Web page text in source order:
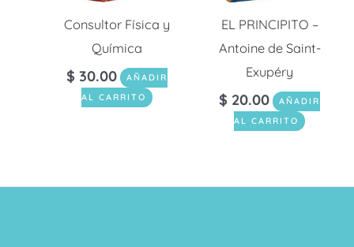
Consultor Física y
Química
$ 30.00
AÑADIR
AL CARRITO
EL PRINCIPITO –
Antoine de Saint-
Exupéry
$ 20.00
AÑADIR
AL CARRITO